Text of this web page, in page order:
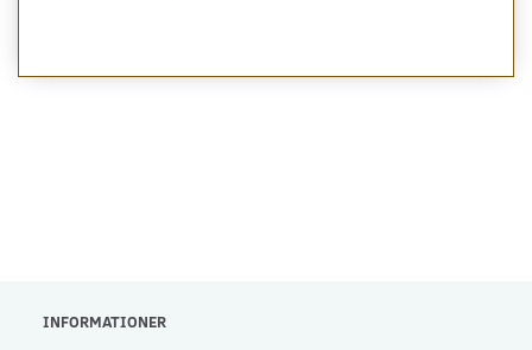
INFORMATIONER